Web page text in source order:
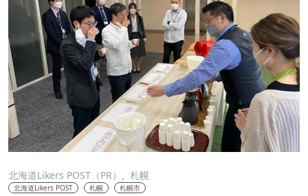
北海道Likers POST（PR） 札幌
北海道Likers POST 札幌 札幌市